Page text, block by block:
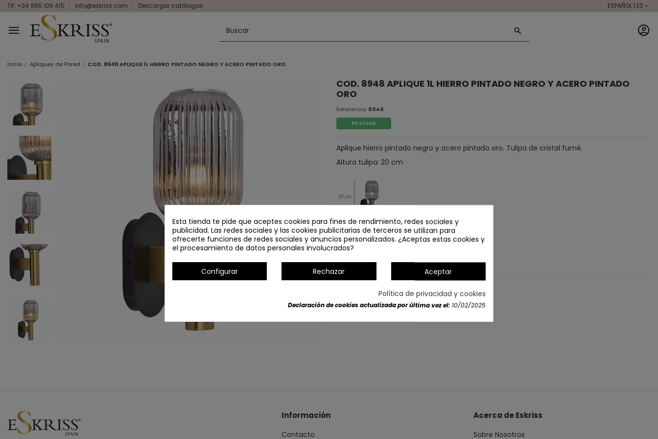
Tlf. +34 965 106 415 info@eskriss.com Descargar catálogos ESPAÑOL | ES
Inicio Apliques de Pared COD. 8948 APLIQUE 1L HIERRO PINTADO NEGRO Y ACERO PINTADO ORO
COD. 8948 APLIQUE 1L HIERRO PINTADO NEGRO Y ACERO PINTADO
ORO
Referencia 8948
En stock
Aplique hierro pintado negro y acero pintado oro. Tulipa de cristal fumé.
Altura tulipa: 20 cm
Detalles del producto
Información
Contacto
Acerca de Eskriss
Sobre Nosotros
Esta tienda te pide que aceptes cookies para fines de rendimiento, redes sociales y
publicidad. Las redes sociales y las cookies publicitarias de terceros se utilizan para
ofrecerte funciones de redes sociales y anuncios personalizados. ¿Aceptas estas cookies y
el procesamiento de datos personales involucrados?
Configurar Rechazar Aceptar
Política de privacidad y cookies
Declaración de cookies actualizada por última vez el: 10/02/2025